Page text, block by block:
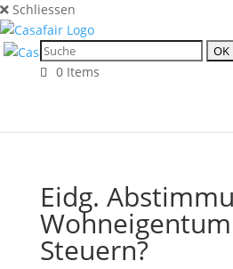
Schliessen
0 Items
Eidg.
Steuern?